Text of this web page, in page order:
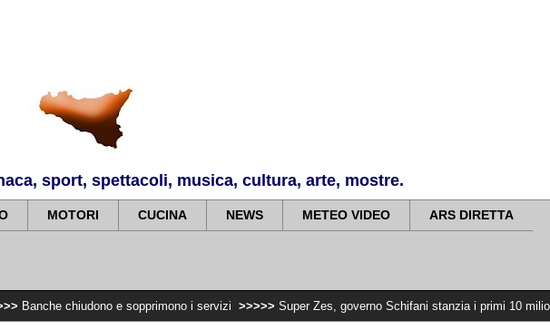
sport, spettacoli, musica, cultura, arte, mostre.
MOTORI CUCINA NEWS METEO VIDEO ARS DIRETTA
e sopprimono i servizi >>>>> Super Zes, governo Schifani stanzia i primi 10 milioni per